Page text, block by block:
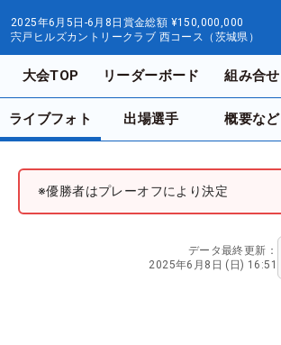
2025年6月5日-6月8日 賞金総額 ¥150,000,000
宍戸ヒルズカントリークラブ 西コース（茨城県）
大会TOP リーダーボード 組み合せ
ライブフォト 出場選手 概要など
※優勝者はプレーオフにより決定
データ最終更新：
2025年6月8日 (日) 16:51